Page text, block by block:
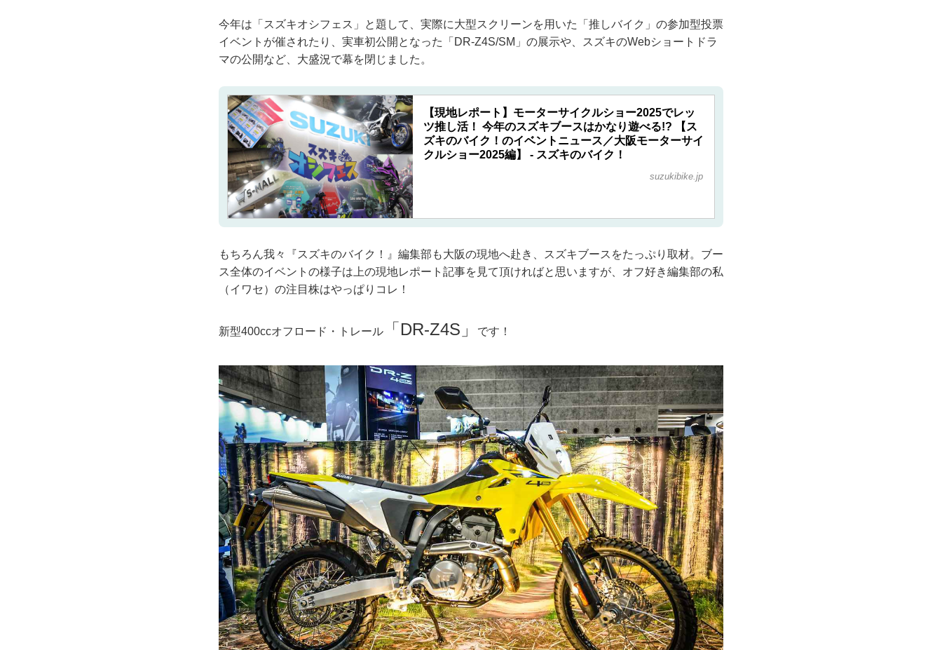
今年は「スズキオシフェス」と題して、実際に大型スクリーンを用いた「推しバイク」の参加型投票
イベントが催されたり、実車初公開となった「DR-Z4S/SM」の展示や、スズキのWebショートドラ
マの公開など、大盛況で幕を閉じました。
【現地レポート】モーターサイクルショー2025でレッ
ツ推し活！ 今年のスズキブースはかなり遊べる!? 【ス
ズキのバイク！のイベントニュース／大阪モーターサイ
クルショー2025編】 - スズキのバイク！
suzukibike.jp
もちろん我々『スズキのバイク！』編集部も大阪の現地へ赴き、スズキブースをたっぷり取材。ブー
ス全体のイベントの様子は上の現地レポート記事を見て頂ければと思いますが、オフ好き編集部の私
（イワセ）の注目株はやっぱりコレ！
新型400ccオフロード・トレール 「DR-Z4S」 です！